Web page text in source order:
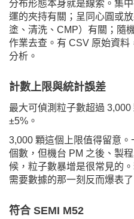
分布形態本身就是線索。集
運的夾持有關；呈同心圓或
塗、清洗、CMP）有關；隨
作業去查。有 CSV 原始資
分析。
計數上限與統計誤差
最大可偵測粒子數超過
±5%。
3,000 顆這個上限值得留意
個數，但機台 PM 之後、製
候，粒子數暴增是很常見的
需要數據的那一刻反而爆表了
符合 SEMI M52